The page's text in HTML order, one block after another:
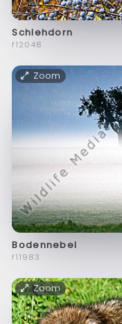
Schlehdorn
f12048
Zoom
Bodennebel
f11983
Zoom